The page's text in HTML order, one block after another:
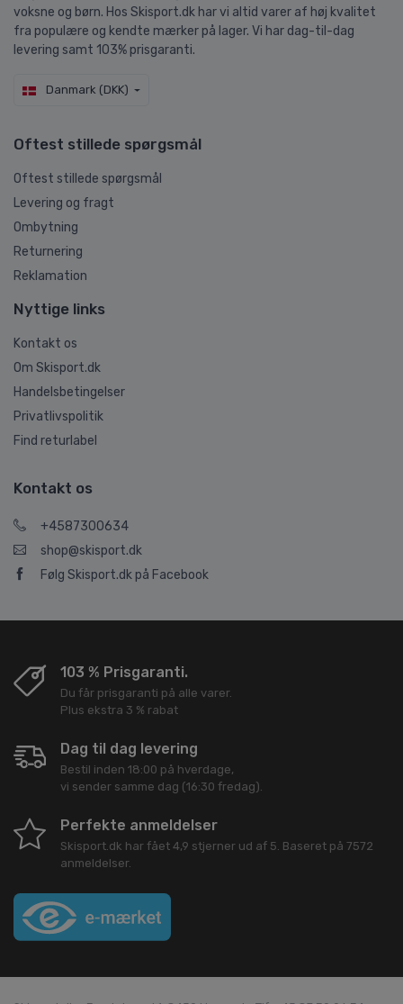
voksne og børn. Hos Skisport.dk har vi altid varer af høj kvalitet
fra populære og kendte mærker på lager. Vi har dag-til-dag
levering samt 103% prisgaranti.
Danmark (DKK)
Oftest stillede spørgsmål
Oftest stillede spørgsmål
Levering og fragt
Ombytning
Returnering
Reklamation
Nyttige links
Kontakt os
Om Skisport.dk
Handelsbetingelser
Privatlivspolitik
Find returlabel
Kontakt os
+4587300634
shop@skisport.dk
Følg Skisport.dk på Facebook
103 % Prisgaranti.
Du får prisgaranti på alle varer.
Plus ekstra 3 % rabat
Dag til dag levering
Bestil inden 18:00 på hverdage,
vi sender samme dag (16:30 fredag).
Perfekte anmeldelser
Skisport.dk har fået 4,9 stjerner ud af 5. Baseret på 7572
anmeldelser.